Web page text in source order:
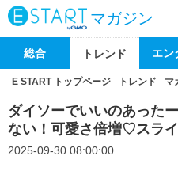
マガジン
総合 トレンド エン
E START トップページ トレンド マ
ダイソーでいいのあった
ない！可愛さ倍増♡スラ
2025-09-30 08:00:00